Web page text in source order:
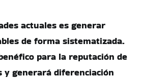
actuales es generar
de forma sistematizada.
para la reputación de
y generará diferenciación